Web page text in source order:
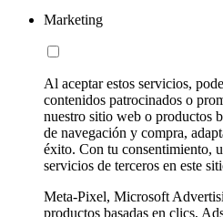
Marketing
Al aceptar estos servicios,
contenidos patrocinados o
nuestro sitio web o productos
de navegación y compra,
éxito. Con tu consentimiento,
servicios de terceros en este
Meta-Pixel, Microsoft
productos basadas en clics,